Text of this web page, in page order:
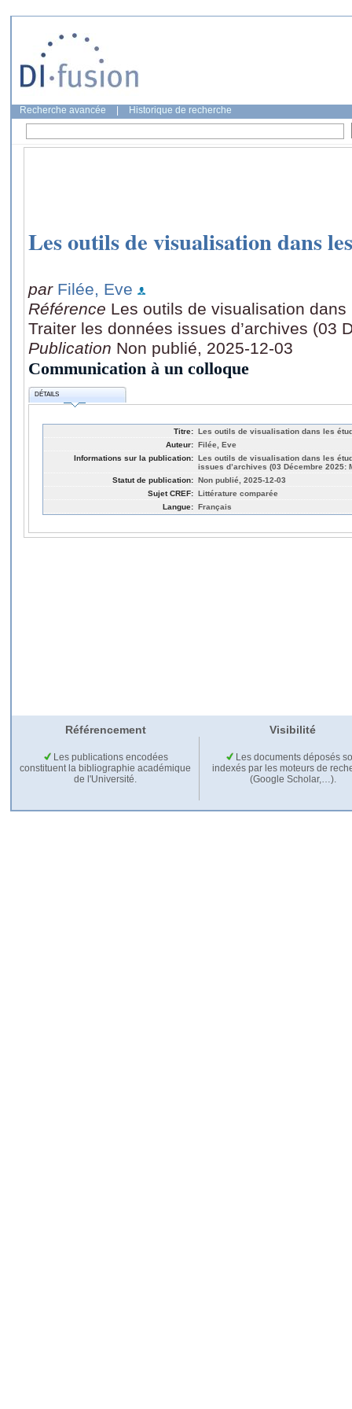
Recherche avancée Historique de recherche
Les outils de visualisation dans
par Filée, Eve
Référence Les outils de visualisation
Traiter les données issues d’archives (03
Publication Non publié, 2025-12-03
Communication à un colloque
DÉTAILS
Titre: Les outils de visualisation dans les
Auteur: Filée, Eve
Informations sur la publication: Les outils de visualisation dans les
issues d’archives (03 Décembre 2025:
Statut de publication: Non publié, 2025-12-03
Sujet CREF: Littérature comparée
Langue: Français
Référencement Visibilité
Les publications encodées
constituent la bibliographie académique
de l'Université.
Les documents déposés
indexés par les moteurs de
(Google Scholar,…).